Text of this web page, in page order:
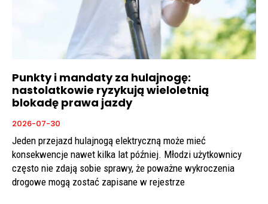
Punkty i mandaty za hulajnogę:
nastolatkowie ryzykują wieloletnią
blokadę prawa jazdy
2026-07-30
Jeden przejazd hulajnogą elektryczną może mieć
konsekwencje nawet kilka lat później. Młodzi użytkownicy
często nie zdają sobie sprawy, że poważne wykroczenia
drogowe mogą zostać zapisane w rejestrze